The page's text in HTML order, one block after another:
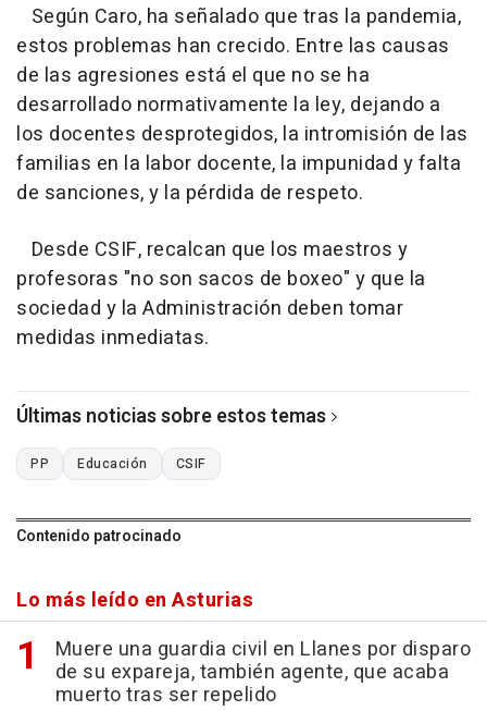
Según Caro, ha señalado que tras la pandemia,
estos problemas han crecido. Entre las causas
de las agresiones está el que no se ha
desarrollado normativamente la ley, dejando a
los docentes desprotegidos, la intromisión de las
familias en la labor docente, la impunidad y falta
de sanciones, y la pérdida de respeto.
Desde CSIF, recalcan que los maestros y
profesoras "no son sacos de boxeo" y que la
sociedad y la Administración deben tomar
medidas inmediatas.
Últimas noticias sobre estos temas
PP Educación CSIF
Contenido patrocinado
Lo más leído en Asturias
Muere una guardia civil en Llanes por disparo
de su expareja, también agente, que acaba
muerto tras ser repelido